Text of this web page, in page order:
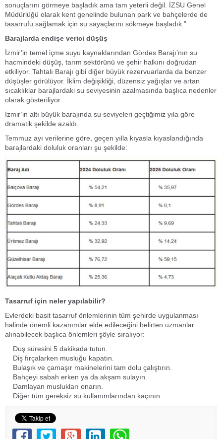
sonuçlarını görmeye başladık ama tam yeterli değil. İZSU Genel
Müdürlüğü olarak kent genelinde bulunan park ve bahçelerde de
tasarrufu sağlamak için su sayaçlarını sökmeye başladık.”
Barajlarda endişe verici düşüş
İzmir’in temel içme suyu kaynaklarından Gördes Barajı’nın su
hacmindeki düşüş, tarım sektörünü ve şehir halkını doğrudan
etkiliyor. Tahtalı Barajı gibi diğer büyük rezervuarlarda da benzer
düşüşler görülüyor. İklim değişikliği, düzensiz yağışlar ve artan
sıcaklıklar barajlardaki su seviyesinin azalmasında başlıca nedenler
olarak gösteriliyor.
İzmir’in altı büyük barajında su seviyeleri geçtiğimiz yıla göre
dramatik şekilde azaldı.
Temmuz ayı verilerine göre, geçen yılla kıyasla kıyaslandığında
barajlardaki doluluk oranları şu şekilde:
Tasarruf için neler yapılabilir?
Evlerdeki basit tasarruf önlemlerinin tüm şehirde uygulanması
halinde önemli kazanımlar elde edileceğini belirten uzmanlar
alınabilecek başlıca önlemleri şöyle sıralıyor:
Duş süresini 5 dakikada tutun.
Diş fırçalarken musluğu kapatın.
Bulaşık ve çamaşır makinelerini tam dolu çalıştırın.
Bahçeyi sabah erken ya da akşam sulayın.
Damlayan muslukları onarın.
Diğer tüm gereksiz su kullanımlarından kaçının.